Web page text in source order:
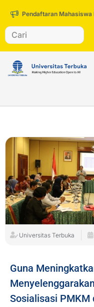
Pendaftaran Mahasiswa
Universitas Terbuka
Guna
Sosialisasi PMKM